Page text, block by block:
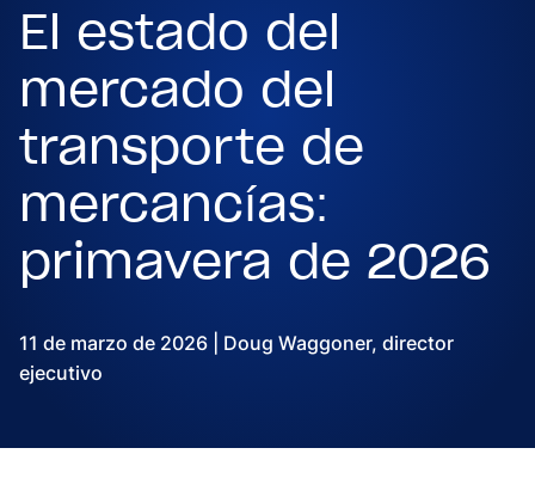
El estado del
mercado del
transporte de
mercancías:
primavera de 2026
11 de marzo de 2026 | Doug Waggoner, director
ejecutivo